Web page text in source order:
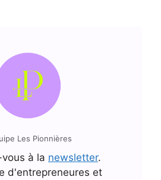
Les Pionnières
à la newsletter.
d'entrepreneures et